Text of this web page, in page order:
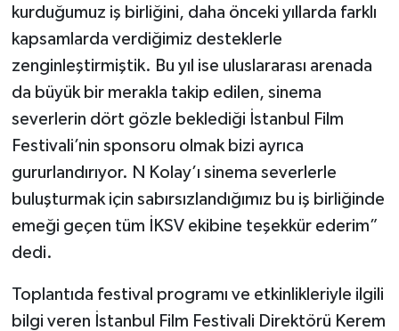
kurduğumuz iş birliğini, daha önceki yıllarda farklı
kapsamlarda verdiğimiz desteklerle
zenginleştirmiştik. Bu yıl ise uluslararası arenada
da büyük bir merakla takip edilen, sinema
severlerin dört gözle beklediği İstanbul Film
Festivali’nin sponsoru olmak bizi ayrıca
gururlandırıyor. N Kolay’ı sinema severlerle
buluşturmak için sabırsızlandığımız bu iş birliğinde
emeği geçen tüm İKSV ekibine teşekkür ederim”
dedi.
Toplantıda festival programı ve etkinlikleriyle ilgili
bilgi veren İstanbul Film Festivali Direktörü Kerem